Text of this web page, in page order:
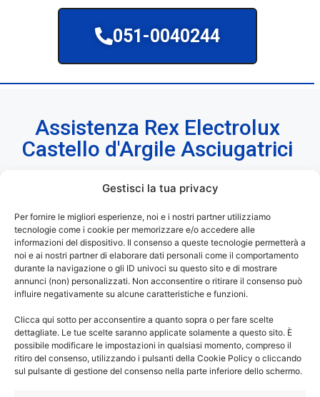
Gestisci la tua privacy
Per fornire le migliori esperienze, noi e i nostri partner utilizziamo
tecnologie come i cookie per memorizzare e/o accedere alle
informazioni del dispositivo. Il consenso a queste tecnologie permetterà a
noi e ai nostri partner di elaborare dati personali come il comportamento
durante la navigazione o gli ID univoci su questo sito e di mostrare
annunci (non) personalizzati. Non acconsentire o ritirare il consenso può
influire negativamente su alcune caratteristiche e funzioni.
Clicca qui sotto per acconsentire a quanto sopra o per fare scelte
dettagliate. Le tue scelte saranno applicate solamente a questo sito. È
possibile modificare le impostazioni in qualsiasi momento, compreso il
ritiro del consenso, utilizzando i pulsanti della Cookie Policy o cliccando
sul pulsante di gestione del consenso nella parte inferiore dello schermo.
051-0040244
Assistenza Rex Electrolux
Castello d'Argile Asciugatrici
Assistenza Rex Electrolux Castello d’Argile
Riparazioni Asciugatrici Fuori Garanzia.
La tua asciugatrice Rex Electrolux®ti dà dei problemi? Non
asciuga più come una volta? I programmi di asciugatura
asciugatrice?
Chiama e prenota un tecnico specializzato di Elettrodom
Service, per riparazione o assistenza sulla tua asciugatrice
di marca Rex Electrolux®.